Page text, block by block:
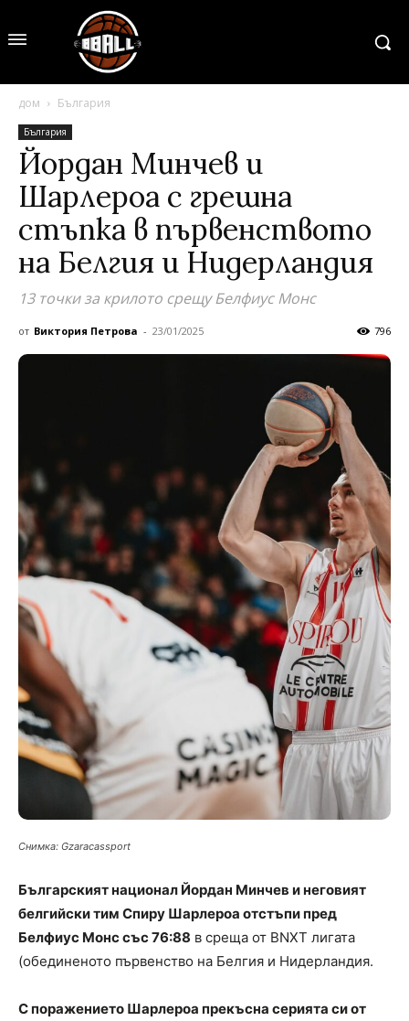
дом България
България
Йордан Минчев и
Шарлероа с грешна
стъпка в първенството
на Белгия и Нидерландия
13 точки за крилото срещу Белфиус Монс
от Виктория Петрова - 23/01/2025 796
Снимка: Gzaracassport
Българският национал Йордан Минчев и неговият
белгийски тим Спиру Шарлероа отстъпи пред
Белфиус Монс със 76:88 в среща от BNXT лигата
(обединеното първенство на Белгия и Нидерландия.
С поражението Шарлероа прекъсна серията си от